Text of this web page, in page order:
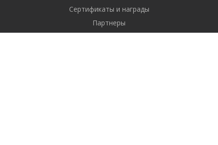
Сертификаты и награды
Партнеры